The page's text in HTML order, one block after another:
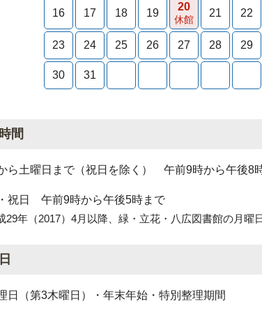
16 17 18 19
20
休館
21 22
23 24 25 26 27 28 29
30 31
間
ら土曜日まで（祝日を除く） 午前9時から午後8
祝日 午前9時から午後5時まで
29年（2017）4月以降、緑・立花・八広図書館の月曜
日（第3木曜日）・年末年始・特別整理期間